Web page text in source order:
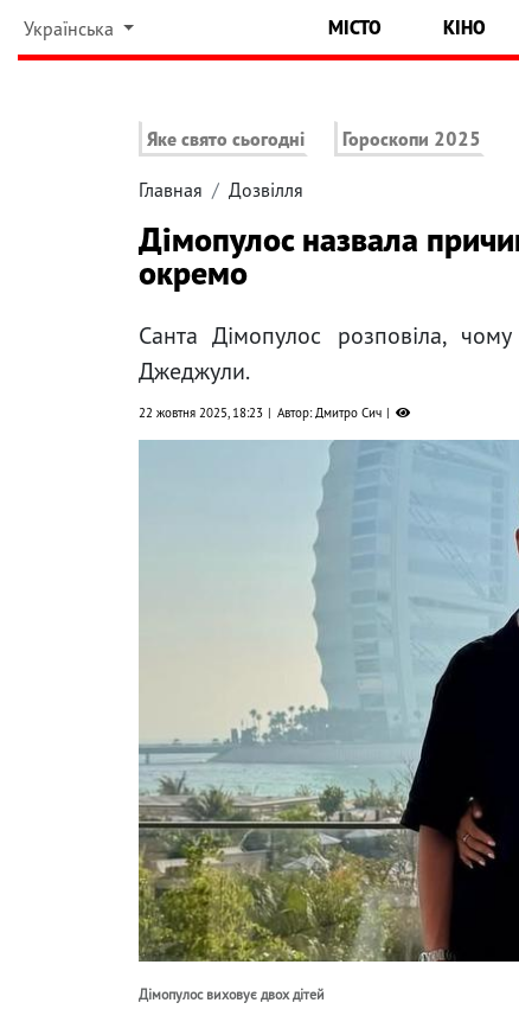
Українська МІСТО КІНО
Яке свято сьогодні Гороскопи 2025
Главная Дозвілля
Дімопулос назвала
окремо
Санта Дімопулос розповіла, чому
Джеджули.
22 жовтня 2025, 18:23 Автор: Дмитро Сич
Дімопулос виховує двох дітей